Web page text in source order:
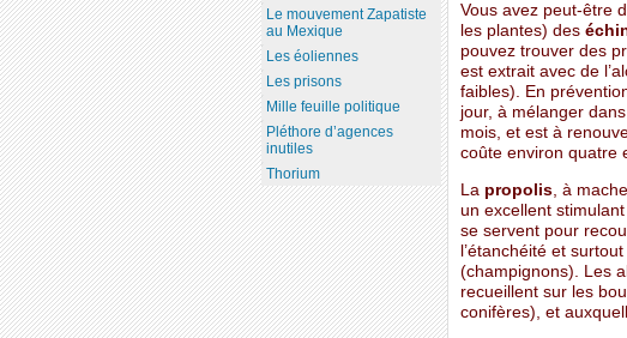
Vous avez peut-être
les plantes) des
pouvez trouver des
est extrait avec de
faibles). En
jour, à mélanger
mois, et est à
coûte environ quatre
La propolis, à
un excellent
se servent pour
l’étanchéité et
(champignons). Les
recueillent sur les
conifères), et
Le mouvement Zapatiste
au Mexique
Les éoliennes
Les prisons
Mille feuille politique
Pléthore d’agences
inutiles
Thorium